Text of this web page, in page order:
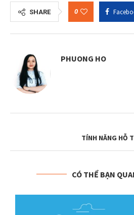
SHARE 0
PHUONG HO
TÍNH NĂNG HỖ
CÓ THỂ BẠN